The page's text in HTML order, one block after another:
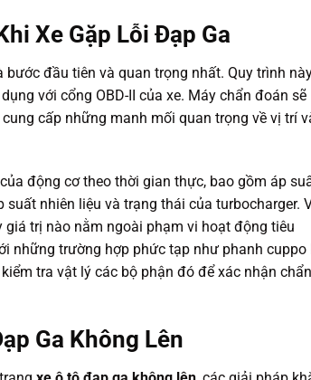
Xe Gặp Lỗi Đạp Ga
bước đầu tiên và quan trọng nhất. Quy trình
với cổng OBD-II của xe. Máy chẩn đoán sẽ
cấp những manh mối quan trọng về vị trí
động cơ theo thời gian thực, bao gồm áp
nhiên liệu và trạng thái của turbocharger.
trị nào nằm ngoài phạm vi hoạt động tiêu
những trường hợp phức tạp như phanh cuppo
tra vật lý các bộ phận đó để xác nhận chẩn
Ga Không Lên